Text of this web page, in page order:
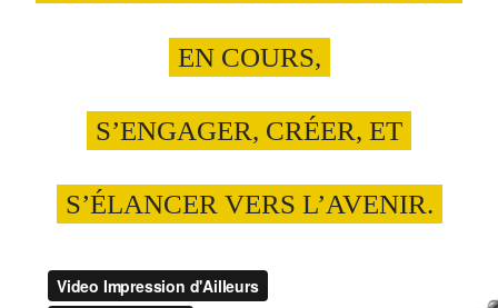
EN COURS,
S’ENGAGER, CRÉER, ET
S’ÉLANCER VERS L’AVENIR.